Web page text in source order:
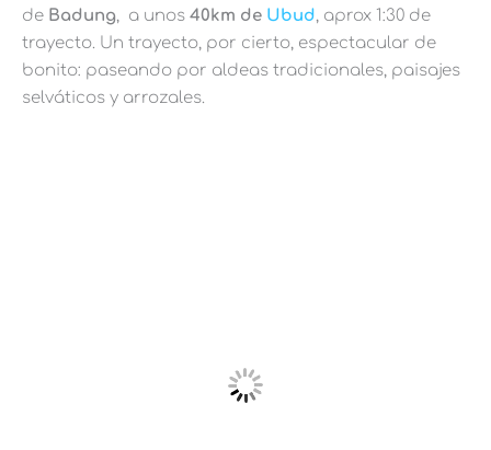
de Badung, a unos 40km de Ubud, aprox 1:30 de
trayecto. Un trayecto, por cierto, espectacular de
bonito: paseando por aldeas tradicionales, paisajes
selváticos y arrozales.